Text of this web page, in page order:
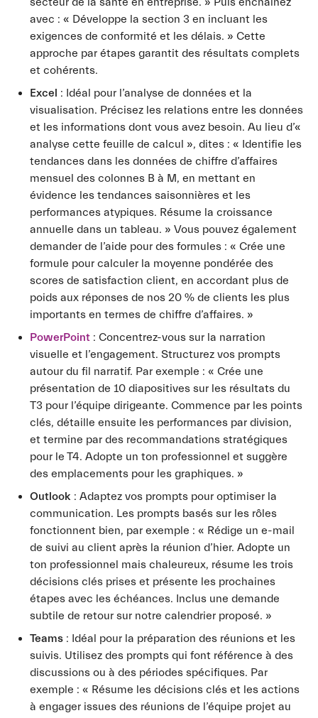
avec : « Développe la section 3 en incluant les
exigences de conformité et les délais. » Cette
approche par étapes garantit des résultats complets
et cohérents.
Excel : Idéal pour l’analyse de données et la
visualisation. Précisez les relations entre les données
et les informations dont vous avez besoin. Au lieu d’«
analyse cette feuille de calcul », dites : « Identifie les
tendances dans les données de chiffre d’affaires
mensuel des colonnes B à M, en mettant en
évidence les tendances saisonnières et les
performances atypiques. Résume la croissance
annuelle dans un tableau. » Vous pouvez également
demander de l’aide pour des formules : « Crée une
formule pour calculer la moyenne pondérée des
scores de satisfaction client, en accordant plus de
poids aux réponses de nos 20 % de clients les plus
importants en termes de chiffre d’affaires. »
PowerPoint : Concentrez-vous sur la narration
visuelle et l’engagement. Structurez vos prompts
autour du fil narratif. Par exemple : « Crée une
présentation de 10 diapositives sur les résultats du
T3 pour l’équipe dirigeante. Commence par les points
clés, détaille ensuite les performances par division,
et termine par des recommandations stratégiques
pour le T4. Adopte un ton professionnel et suggère
des emplacements pour les graphiques. »
Outlook : Adaptez vos prompts pour optimiser la
communication. Les prompts basés sur les rôles
fonctionnent bien, par exemple : « Rédige un e-mail
de suivi au client après la réunion d’hier. Adopte un
ton professionnel mais chaleureux, résume les trois
décisions clés prises et présente les prochaines
étapes avec les échéances. Inclus une demande
subtile de retour sur notre calendrier proposé. »
Teams : Idéal pour la préparation des réunions et les
suivis. Utilisez des prompts qui font référence à des
discussions ou à des périodes spécifiques. Par
exemple : « Résume les décisions clés et les actions
à engager issues des réunions de l’équipe projet au